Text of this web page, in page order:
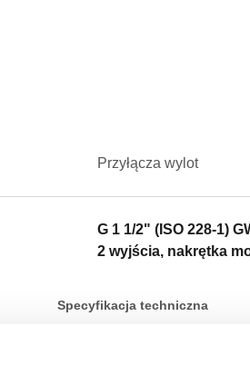
Przyłącza wylot
G 1 1/2" (ISO 228-1)
2 wyjścia, nakrętka
Specyfikacja techniczna
CALEFFI, 550020.